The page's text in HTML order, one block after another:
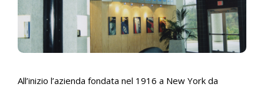
All’inizio l’azienda fondata nel 1916 a New York da